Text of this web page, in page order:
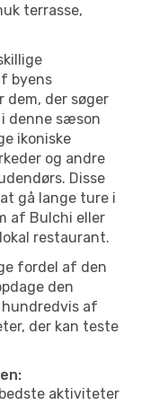
terrasse,
byens
dem, der søger
denne sæson
ikoniske
og andre
Disse
gå lange ture i
af Bulchi eller
restaurant.
fordel af den
den
hundredvis af
der kan teste
aktiviteter